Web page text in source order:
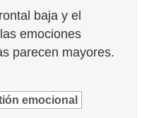
baja y el
emociones
parecen mayores.
emocional